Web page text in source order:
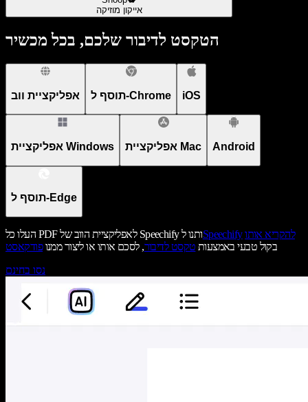
אייקון מוזיקה
הטקסט לדיבור שלכם, בכל מכשיר
אפליקציית ווב תוסף ל-Chrome iOS
אפליקציית Windows אפליקציית Mac Android
תוסף ל-Edge
העלו כל PDF לאפליקציית הווב של Speechify ותנו לSpeechify להקריא אותו
בקול טבעי באמצעות טקסט לדיבור, לסכם אותו או ליצור ממנופודקאסט
נסו בחינם